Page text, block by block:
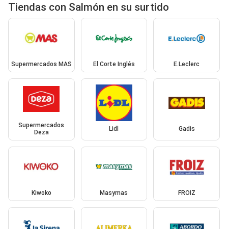
Tiendas con Salmón en su surtido
Supermercados MAS El Corte Inglés E.Leclerc
Supermercados
Deza
Lidl Gadis
Kiwoko Masymas FROIZ